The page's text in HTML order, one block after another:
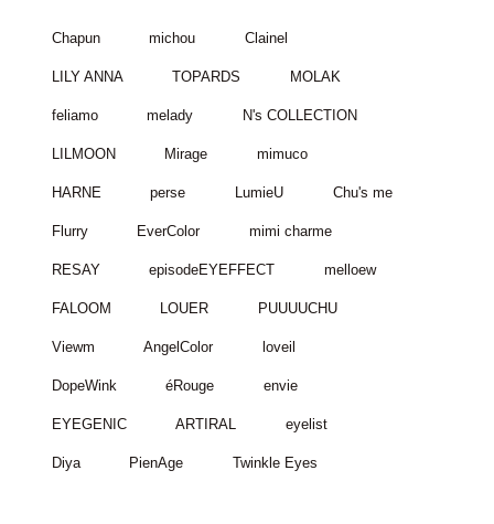
Chapun michou Clainel
LILY ANNA TOPARDS MOLAK
feliamo melady N's COLLECTION
LILMOON Mirage mimuco
HARNE perse LumieU Chu's me
Flurry EverColor mimi charme
RESAY episodeEYEFFECT melloew
FALOOM LOUER PUUUUCHU
Viewm AngelColor loveil
DopeWink éRouge envie
EYEGENIC ARTIRAL eyelist
Diya PienAge Twinkle Eyes